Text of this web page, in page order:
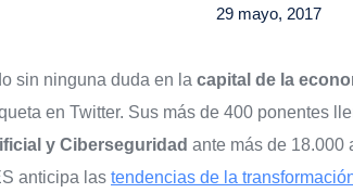
29 mayo, 2017
sin ninguna duda en la capital de la
en Twitter. Sus más de 400 ponentes
y Ciberseguridad ante más de 18.000
anticipa las tendencias de la